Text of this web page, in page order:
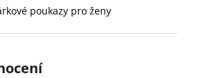
poukazy pro ženy